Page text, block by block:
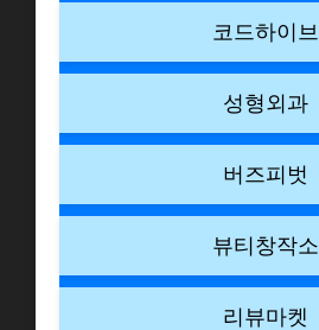
코드하이브
성형외과
버즈피벗
뷰티창작소
리뷰마켓